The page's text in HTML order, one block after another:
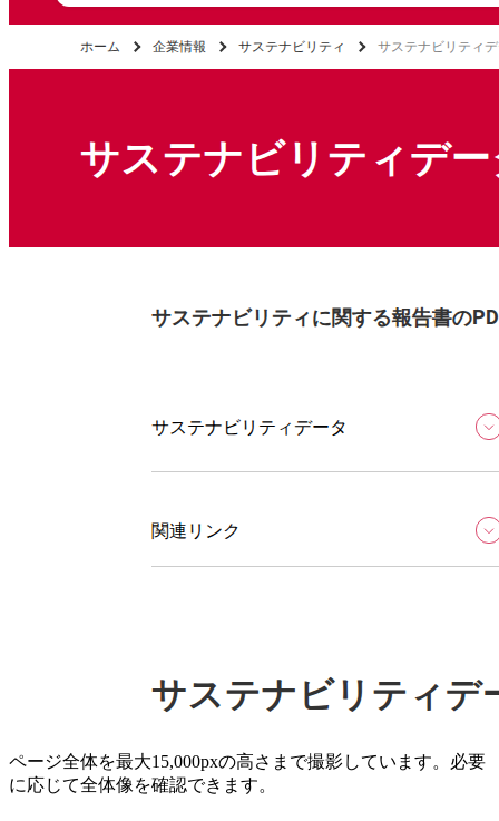
ページ全体を最大15,000pxの高さまで撮影しています。必要
に応じて全体像を確認できます。